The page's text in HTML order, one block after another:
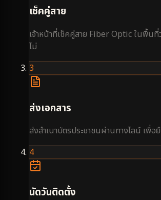
เช็คคู่สาย
เจ้าหน้าที่เช็คคู่สาย Fiber Optic ในพื้น
ไม่
3
ส่งเอกสาร
ส่งสำเนาบัตรประชาชนผ่านทางไลน์ เพื่
4
นัดวันติดตั้ง